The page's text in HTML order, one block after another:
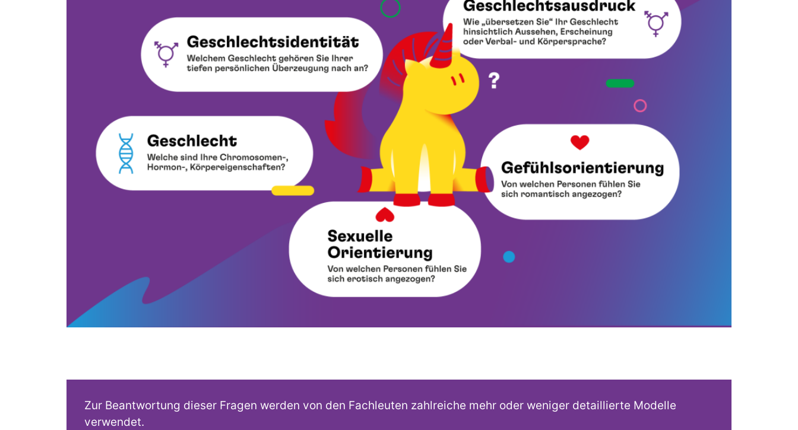
Zur Beantwortung dieser Fragen werden von den Fachleuten zahlreiche mehr oder weniger detaillierte Modelle
verwendet.